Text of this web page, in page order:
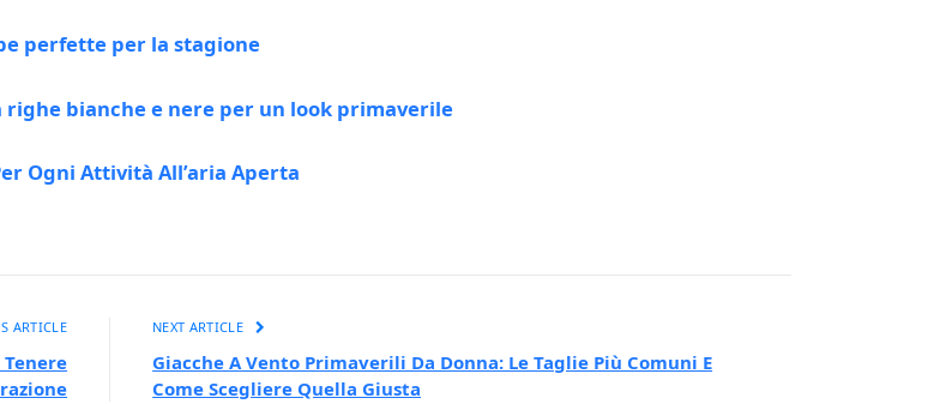
perfette per la stagione
bianche e nere per un look primaverile
Ogni Attività All’aria Aperta
ARTICLE NEXT ARTICLE
Giacche A Vento Primaverili Da Donna: Le Taglie Più Comuni E
Come Scegliere Quella Giusta